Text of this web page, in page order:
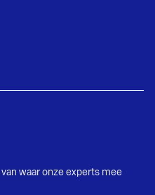
waar onze experts mee